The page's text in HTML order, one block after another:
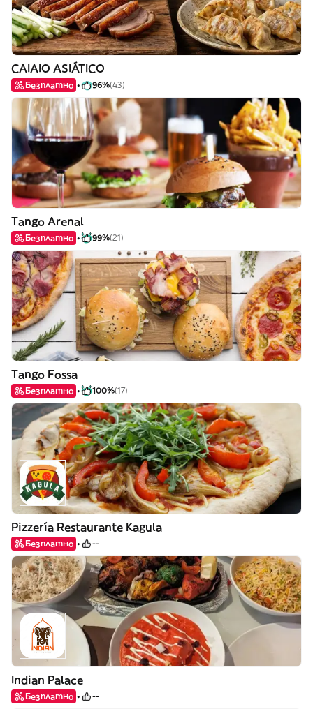
CAIAIO ASIÁTICO
Безплатно 96%(43)
Tango Arenal
Безплатно 99%(21)
Tango Fossa
Безплатно 100%(17)
Pizzería Restaurante Kagula
Безплатно --
Indian Palace
Безплатно --